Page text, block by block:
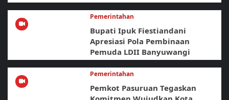
Pemerintahan
Bupati Ipuk Fiestiandani
Apresiasi Pola Pembinaan
Pemuda LDII Banyuwangi
Pemerintahan
Pemkot Pasuruan Tegaskan